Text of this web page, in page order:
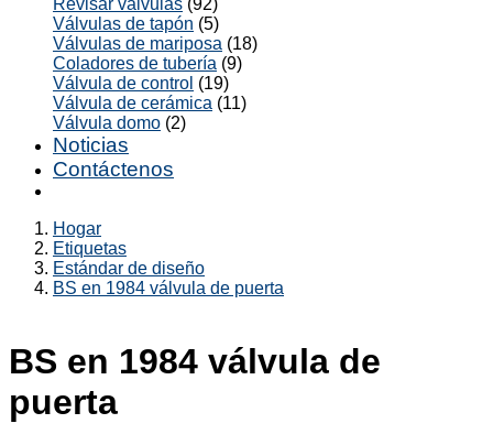
Revisar válvulas (92)
Válvulas de tapón (5)
Válvulas de mariposa (18)
Coladores de tubería (9)
Válvula de control (19)
Válvula de cerámica (11)
Válvula domo (2)
Noticias
Contáctenos
Hogar
Etiquetas
Estándar de diseño
BS en 1984 válvula de puerta
BS en 1984 válvula de
puerta